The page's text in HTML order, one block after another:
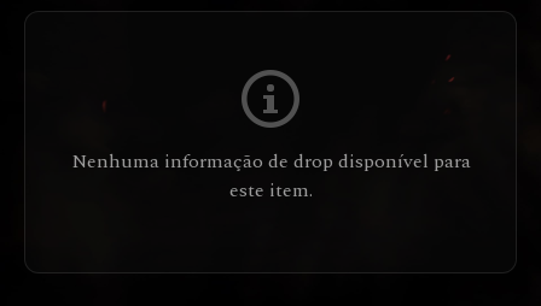
Nenhuma informação de drop disponível para
este item.